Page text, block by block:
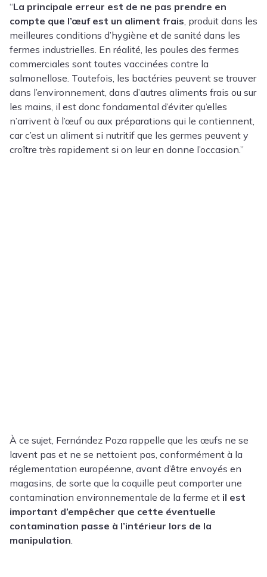
“La principale erreur est de ne pas prendre en
compte que l’œuf est un aliment frais , produit dans les
meilleures conditions d’hygiène et de sanité dans les
fermes industrielles. En réalité, les poules des fermes
commerciales sont toutes vaccinées contre la
salmonellose. Toutefois, les bactéries peuvent se trouver
dans l’environnement, dans d’autres aliments frais ou sur
les mains, il est donc fondamental d’éviter qu’elles
n’arrivent à l’œuf ou aux préparations qui le contiennent,
car c’est un aliment si nutritif que les germes peuvent y
croître très rapidement si on leur en donne l’occasion.”
À ce sujet, Fernández Poza rappelle que les œufs ne se
lavent pas et ne se nettoient pas, conformément à la
réglementation européenne, avant d’être envoyés en
magasins, de sorte que la coquille peut comporter une
contamination environnementale de la ferme et il est
important d’empêcher que cette éventuelle
contamination passe à l’intérieur lors de la
manipulation